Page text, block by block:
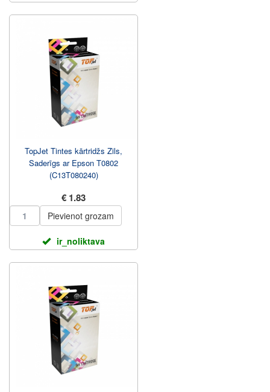
TopJet Tintes kārtridžs Zils,
Saderīgs ar Epson T0802
(C13T080240)
€ 1.83
Pievienot grozam
ir_noliktava